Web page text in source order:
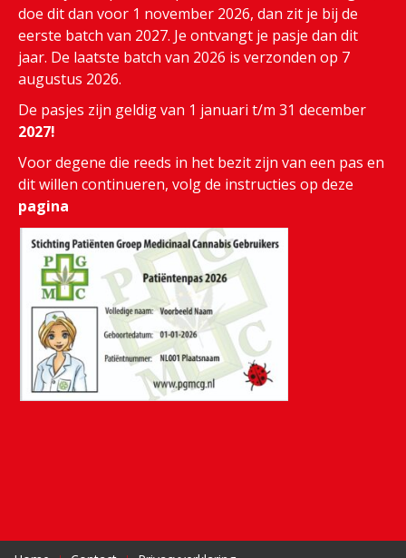
doe dit dan voor 1 november 2026, dan zit je bij de
eerste batch van 2027. Je ontvangt je pasje dan dit
jaar. De laatste batch van 2026 is verzonden op 7
augustus 2026.
De pasjes zijn geldig van 1 januari t/m 31 december
2027!
Voor degene die reeds in het bezit zijn van een pas en
dit willen continueren, volg de instructies op deze
pagina